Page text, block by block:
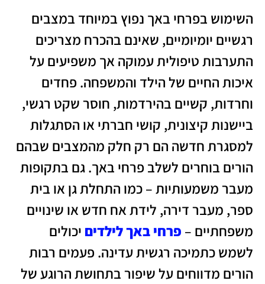
השימוש בפרחי באך נפוץ במיוחד במצבים
רגשיים יומיומיים, שאינם בהכרח מצריכים
התערבות טיפולית עמוקה אך משפיעים על
איכות החיים של הילד והמשפחה. פחדים
וחרדות, קשיים בהירדמות, חוסר שקט רגשי,
ביישנות קיצונית, קושי חברתי או הסתגלות
למסגרת חדשה הם רק חלק מהמצבים שבהם
הורים בוחרים לשלב פרחי באך. גם בתקופות
מעבר משמעותיות – כמו התחלת גן או בית
ספר, מעבר דירה, לידת אח חדש או שינויים
משפחתיים – פרחי באך לילדים יכולים
לשמש כתמיכה רגשית עדינה. פעמים רבות
הורים מדווחים על שיפור בתחושת הרוגע של